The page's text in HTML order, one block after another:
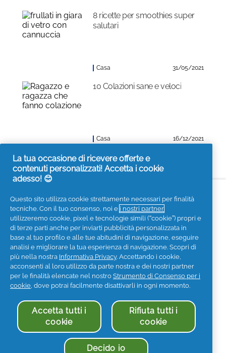
8 ricette per smoothies super
salutari
Casa 31/05/2021
10 Colazioni sane e veloci
Casa 16/12/2021
Seguici sui social
Privacy
Informativa sui Cookies
Termini e Condizioni
I Miei Dati
Informazioni societarie
Dichiarazione di accessibilità
© 2025 Procter & Gamble. Tutti i diritti sono riservati. L'uso
e l'accesso alle informazioni di questo sito sono soggetti a
Termini & Condizioni stabiliti nel nostro contratto legale.
La tua occasione di ricevere offerte e
contenuti personalizzati! Accetta i cookie
adesso! 😊
Questo sito utilizza cookie strettamente necessari per finalità
tecniche. Con il tuo consenso, noi e i nostri partner
utilizzeremo cookie, pixel e tecnologie simili (“cookie”) propri e
di terze parti anche per inviarti pubblicità personalizzata in
base al tuo profilo e alle tue abitudini di navigazione, eseguire
analisi e migliorare la tua esperienza di navigazione. Scopri di
più nella nostra Informativa Privacy. Accettando i cookie,
acconsenti al loro utilizzo da parte nostra e dei nostri partner
per le finalità elencate nel nostro Strumento di Consenso per i
cookie, dove potrai facilmente disattivarli in ogni momento.
Accetta tutti i
cookie
Rifiuta tutti i
cookie
Decido io